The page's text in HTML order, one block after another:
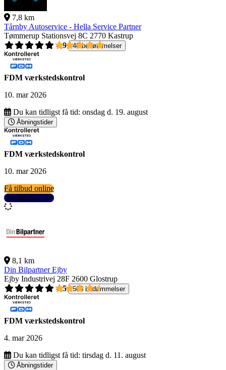
7,8 km
Tårnby Autoservice - Hella Service Partner
Tømmerup Stationsvej 8C 2770 Kastrup
4,9
40 bedømmelser
FDM værkstedskontrol
10. mar 2026
Du kan tidligst få tid: onsdag d. 19. august
Åbningstider
FDM værkstedskontrol
10. mar 2026
Få tilbud online
Se detaljer
8,1 km
Din Bilpartner Ejby
Ejby Industrivej 28F 2600 Glostrup
4,5
503 bedømmelser
FDM værkstedskontrol
4. mar 2026
Du kan tidligst få tid: tirsdag d. 11. august
Åbningstider